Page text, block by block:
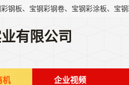
有限公司
机 企业视频